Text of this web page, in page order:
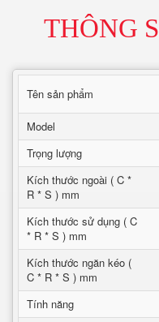
THÔNG
Tên sản phẩm
Model
Trọng lượng
Kích thước ngoài ( C *
R * S ) mm
Kích thước sử dụng ( C
* R * S ) mm
Kích thước ngăn kéo (
C * R * S ) mm
Tính năng